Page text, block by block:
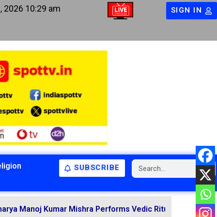
2026 10:29 am SIGN IN
SUBSCRIBE
Kumar Mishra Performs Vedic Rituals for the
LATEST NEWS
NATIONAL
RELIGION